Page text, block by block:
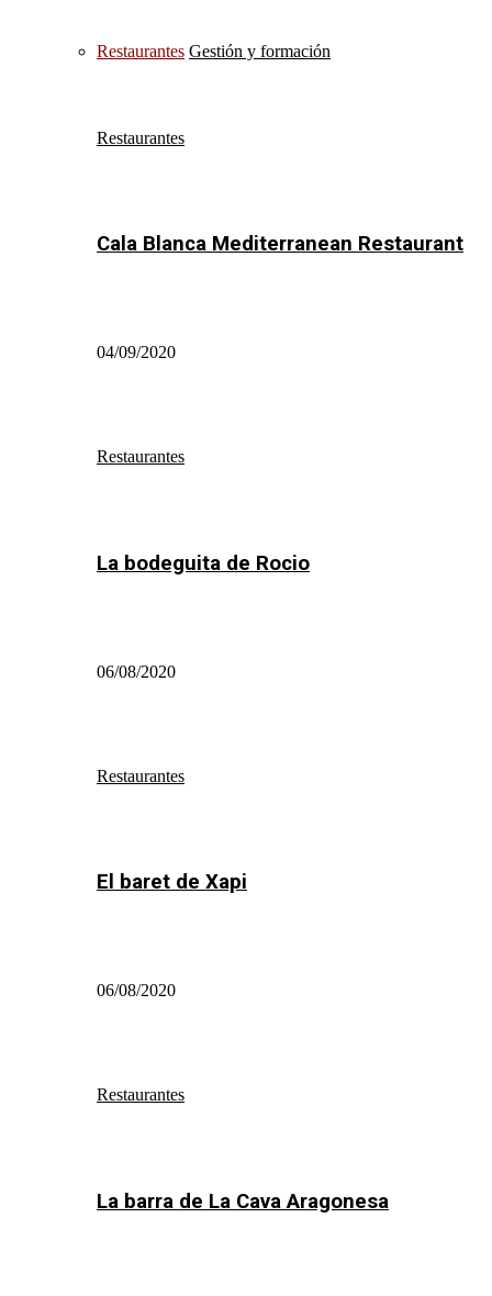
Restaurantes Gestión y formación
Restaurantes
Cala Blanca Mediterranean Restaurant
04/09/2020
Restaurantes
La bodeguita de Rocio
06/08/2020
Restaurantes
El baret de Xapi
06/08/2020
Restaurantes
La barra de La Cava Aragonesa